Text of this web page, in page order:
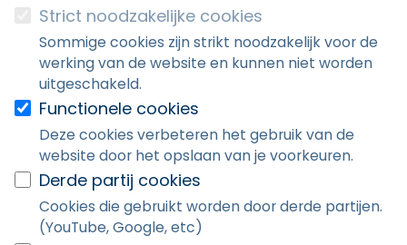
Strict noodzakelijke cookies
Sommige cookies zijn strikt noodzakelijk voor de
werking van de website en kunnen niet worden
uitgeschakeld.
Functionele cookies
Deze cookies verbeteren het gebruik van de
website door het opslaan van je voorkeuren.
Derde partij cookies
Cookies die gebruikt worden door derde partijen.
(YouTube, Google, etc)